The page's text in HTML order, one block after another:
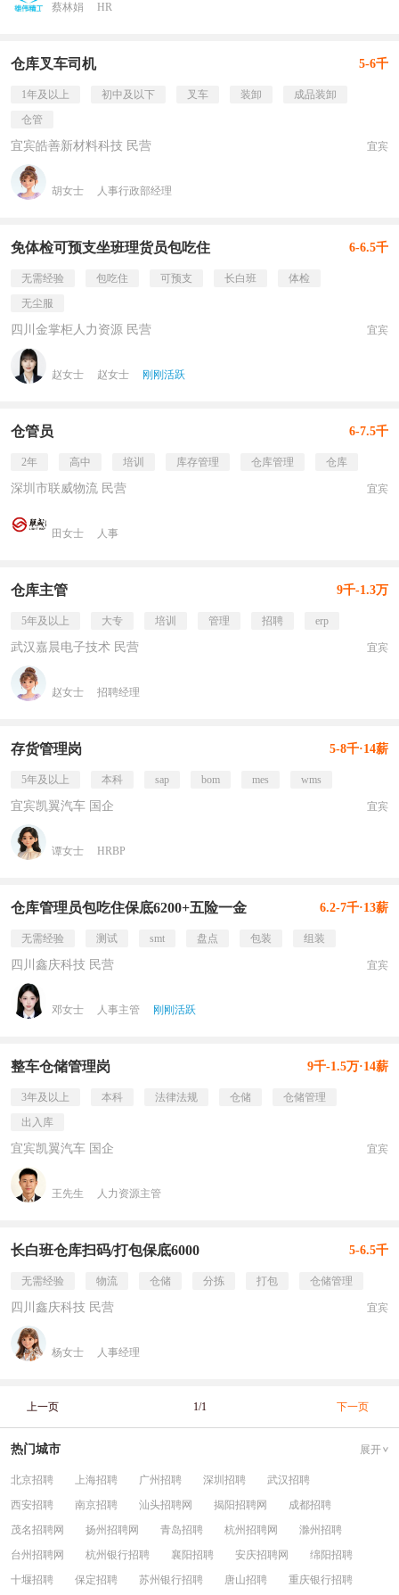
蔡林娟 HR
仓库叉车司机 5-6千
1年及以上 初中及以下 叉车 装卸
成品装卸
仓管
宜宾皓善新材料科技 民营 宜宾
胡女士 人事行政部经理
免体检可预支坐班理货员包吃住 6-6.5千
无需经验 包吃住 可预支 长白班
体检
无尘服
四川金掌柜人力资源 民营 宜宾
赵女士 赵女士 刚刚活跃
仓管员 6-7.5千
2年 高中 培训 库存管理 仓库管理 仓库
深圳市联威物流 民营 宜宾
田女士 人事
仓库主管 9千-1.3万
5年及以上 大专 培训 管理 招聘 erp
武汉嘉晨电子技术 民营 宜宾
赵女士 招聘经理
存货管理岗 5-8千·14薪
5年及以上 本科 sap bom mes wms
宜宾凯翼汽车 国企 宜宾
谭女士 HRBP
仓库管理员包吃住保底6200+五险一金 6.2-7千·13薪
无需经验 测试 smt 盘点 包装 组装
四川鑫庆科技 民营 宜宾
邓女士 人事主管 刚刚活跃
整车仓储管理岗 9千-1.5万·14薪
3年及以上 本科 法律法规 仓储
仓储管理
出入库
宜宾凯翼汽车 国企 宜宾
王先生 人力资源主管
长白班仓库扫码/打包保底6000 5-6.5千
无需经验 物流 仓储 分拣 打包 仓储管理
四川鑫庆科技 民营 宜宾
杨女士 人事经理
上一页 1/1 下一页
热门城市 展开
北京招聘 上海招聘 广州招聘 深圳招聘
武汉招聘
西安招聘
南京招聘 汕头招聘网 揭阳招聘网
成都招聘
茂名招聘网
扬州招聘网 青岛招聘 杭州招聘网
滁州招聘
台州招聘网
杭州银行招聘 襄阳招聘 安庆招聘网
绵阳招聘
十堰招聘
保定招聘 苏州银行招聘 唐山招聘 重庆银行招聘